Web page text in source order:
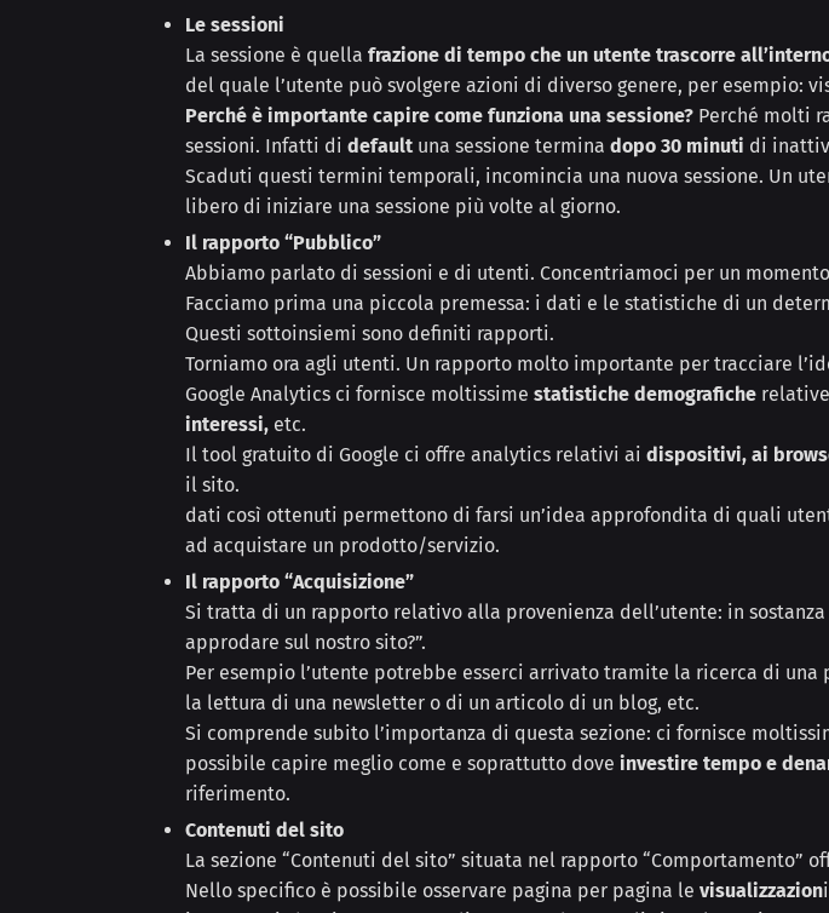
Le sessioni
La sessione è quellafrazione di tempo che un utente trascorre
del quale l’utente può svolgere azioni di diverso genere, per esempio:
Perché è importante capire come funziona una sessione? Perché molti
sessioni. Infatti didefault una sessione terminadopo 30 minuti di
Scaduti questi termini temporali, incomincia una nuova sessione. Un
libero di iniziare una sessione più volte al giorno.
Il rapporto “Pubblico”
Abbiamo parlato di sessioni e di utenti. Concentriamoci per un
Facciamo prima una piccola premessa: i dati e le statistiche di un
Questi sottoinsiemi sono definiti rapporti.
Torniamo ora agli utenti. Un rapporto molto importante per tracciare
Google Analytics ci fornisce moltissimestatistiche demografiche
interessi, etc.
Il tool gratuito di Google ci offre analytics relativi aidispositivi, ai
il sito.
dati così ottenuti permettono di farsi un’idea approfondita di quali
ad acquistare un prodotto/servizio.
Il rapporto “Acquisizione”
Si tratta di un rapporto relativo alla provenienza dell’utente: in
approdare sul nostro sito?”.
Per esempio l’utente potrebbe esserci arrivato tramite la ricerca di
la lettura di una newsletter o di un articolo di un blog, etc.
Si comprende subito l’importanza di questa sezione: ci fornisce
possibile capire meglio come e soprattutto doveinvestire tempo e
riferimento.
Contenuti del sito
La sezione “Contenuti del sito” situata nel rapporto “Comportamento”
Nello specifico è possibile osservare pagina per pagina levisualizzazion